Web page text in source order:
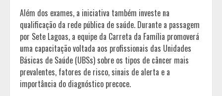
Além dos exames, a iniciativa também investe na
qualificação da rede pública de saúde. Durante a passagem
por Sete Lagoas, a equipe da Carreta da Família promoverá
uma capacitação voltada aos profissionais das Unidades
Básicas de Saúde (UBSs) sobre os tipos de câncer mais
prevalentes, fatores de risco, sinais de alerta e a
importância do diagnóstico precoce.